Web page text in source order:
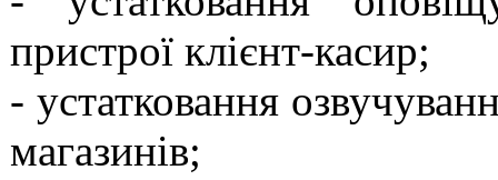
пристрої клієнт-касир;
- устатковання
магазинів;